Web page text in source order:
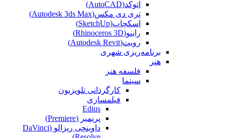
اتوکد(AutoCAD)
تری دی مکس(Autodesk 3ds Max)
اسکچاپ(SketchUp)
راینو(Rhinoceros 3D)
رویت(Autodesk Revit)
برنامه‌ریزی شهری
هنر
فلسفه هنر
سینما
کارگردانی تلویزیون
فیلمسازی
Edius
پریمیر (Premiere)
داوینچی ریزالو (DaVinci